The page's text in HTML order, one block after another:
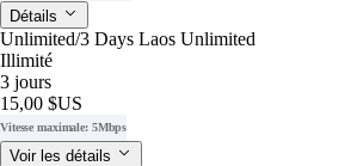
Détails
Unlimited/3 Days Laos Unlimited
Illimité
3 jours
15,00 $US
Vitesse maximale: 5Mbps
Voir les détails